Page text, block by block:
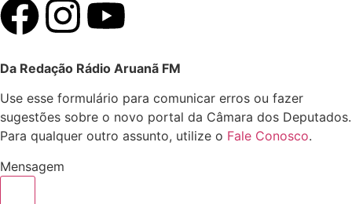
Da Redação Rádio Aruanã FM
Use esse formulário para comunicar erros ou fazer
sugestões sobre o novo portal da Câmara dos Deputados.
Para qualquer outro assunto, utilize o Fale Conosco.
Mensagem